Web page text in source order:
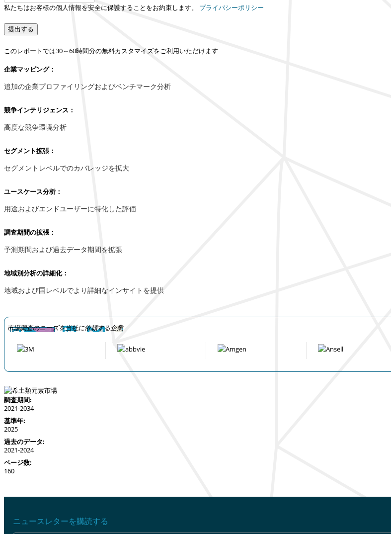
私たちはお客様の個人情報を安全に保護することをお約束します。 プライバシーポリシー
提出する
このレポートでは30～60時間分の無料カスタマイズをご利用いただけます
企業マッピング：
追加の企業プロファイリングおよびベンチマーク分析
競争インテリジェンス：
高度な競争環境分析
セグメント拡張：
セグメントレベルでのカバレッジを拡大
ユースケース分析：
用途およびエンドユーザーに特化した評価
調査期間の拡張：
予測期間および過去データ期間を拡張
地域別分析の詳細化：
地域および国レベルでより詳細なインサイトを提供
市場調査のニーズを当社に依頼する企業
調査期間:
2021-2034
基準年:
2025
過去のデータ:
2021-2024
ページ数:
160
ニュースレターを購読する